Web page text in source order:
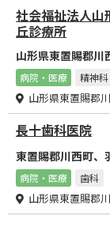
社会福祉法人山
丘診療所
山形県東置賜郡川
病院・医療 精神科
山形県東置賜郡
長十歯科医院
東置賜郡川西町、
病院・医療 歯科
山形県東置賜郡